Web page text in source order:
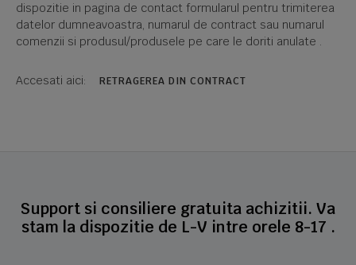
dispozitie in pagina de contact formularul pentru trimiterea
datelor dumneavoastra, numarul de contract sau numarul
comenzii si produsul/produsele pe care le doriti anulate .
Accesati aici: RETRAGEREA DIN CONTRACT
Support si consiliere gratuita achizitii. Va
stam la dispozitie de L-V intre orele 8-17 .